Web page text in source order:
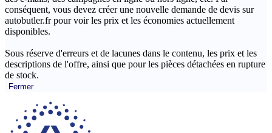
conséquent, vous devez créer une nouvelle demande de devis sur
autobutler.fr pour voir les prix et les économies actuellement
disponibles.
Sous réserve d'erreurs et de lacunes dans le contenu, les prix et les
descriptions de l'offre, ainsi que pour les pièces détachées en rupture
de stock.
Fermer